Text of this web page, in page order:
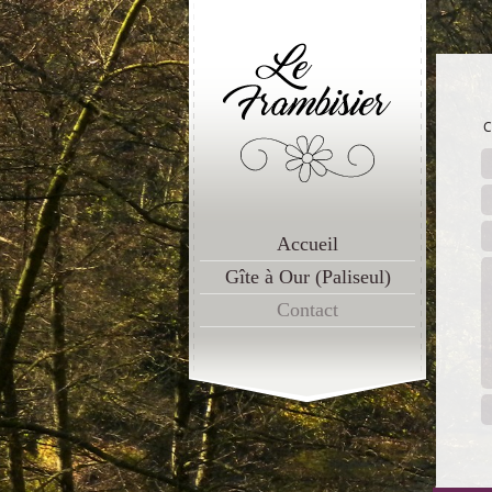
Accueil
Gîte à Our (Paliseul)
Contact